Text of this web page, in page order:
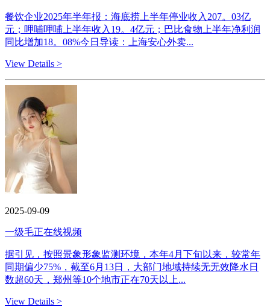
餐饮企业2025年半年报：海底捞上半年停业收入207。03亿
元；呷哺呷哺上半年收入19。4亿元；巴比食物上半年净利润
同比增加18。08%今日导读：上海安心外卖...
View Details >
2025-09-09
一级毛正在线视频
据引见，按照景象形象监测环境，本年4月下旬以来，较常年
同期偏少75%，截至6月13日，大部门地域持续无无效降水日
数超60天，郑州等10个地市正在70天以上...
View Details >